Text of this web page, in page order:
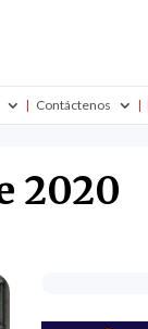
Contáctenos
2020